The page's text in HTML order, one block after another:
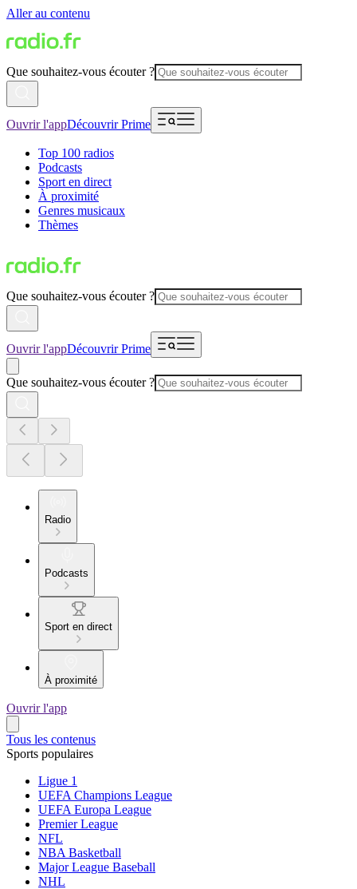
Aller au contenu
Que souhaitez-vous écouter ?
Ouvrir l'appDécouvrir Prime
Top 100 radios
Podcasts
Sport en direct
À proximité
Genres musicaux
Thèmes
Que souhaitez-vous écouter ?
Ouvrir l'appDécouvrir Prime
Que souhaitez-vous écouter ?
Radio
Podcasts
Sport en direct
À proximité
Ouvrir l'app
Tous les contenus
Sports populaires
Ligue 1
UEFA Champions League
UEFA Europa League
Premier League
NFL
NBA Basketball
Major League Baseball
NHL